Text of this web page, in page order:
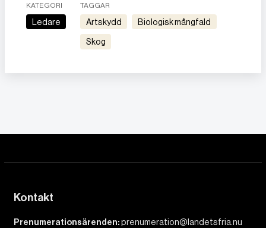
KATEGORI
Ledare
TAGGAR
Artskydd Biologisk mångfald
Skog
Kontakt
Prenumerationsärenden:prenumeration@landetsfria.nu